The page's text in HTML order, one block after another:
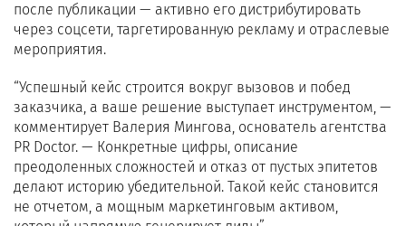
после публикации — активно его дистрибутировать
через соцсети, таргетированную рекламу и отраслевые
мероприятия.
“Успешный кейс строится вокруг вызовов и побед
заказчика, а ваше решение выступает инструментом, —
комментирует Валерия Мингова, основатель агентства
PR Doctor. — Конкретные цифры, описание
преодоленных сложностей и отказ от пустых эпитетов
делают историю убедительной. Такой кейс становится
не отчетом, а мощным маркетинговым активом,